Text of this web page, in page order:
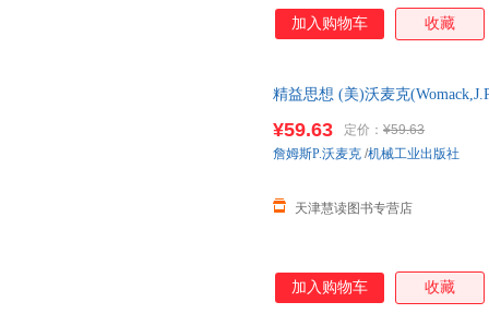
加入购物车 收藏
精益思想 (美)沃麦克
¥59.63 定价： ¥59.63
天津慧读图书专营店
詹姆斯P.沃麦克 /机械工业出版社
加入购物车 收藏